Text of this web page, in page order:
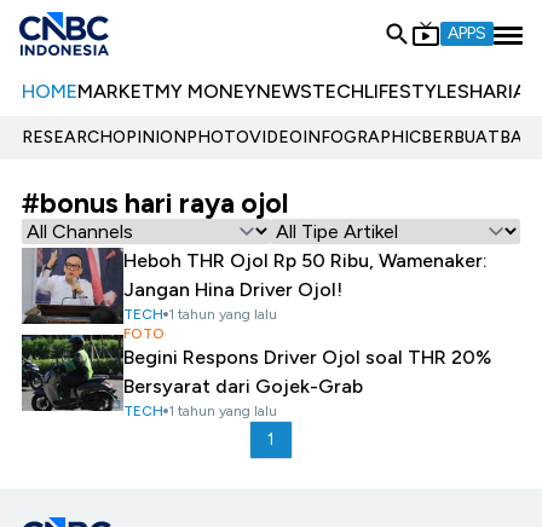
APPS
HOMEMARKETMY MONEYNEWSTECHLIFESTYLESHARIA
RESEARCHOPINIONPHOTOVIDEOINFOGRAPHIC
#bonus hari raya ojol
Heboh THR Ojol Rp 50 Ribu, Wamenaker:
Jangan Hina Driver Ojol!
TECH 1 tahun yang lalu
FOTO
Begini Respons Driver Ojol soal THR 20%
Bersyarat dari Gojek-Grab
TECH 1 tahun yang lalu
1